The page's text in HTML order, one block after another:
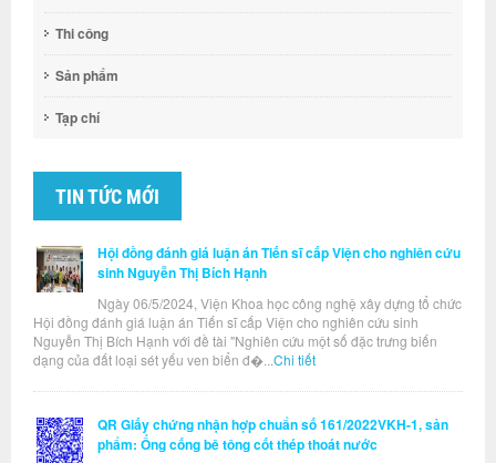
Thi công
Sản phẩm
Tạp chí
TIN TỨC MỚI
Hội đồng đánh giá luận án Tiến sĩ cấp Viện cho nghiên cứu
sinh Nguyễn Thị Bích Hạnh
Ngày 06/5/2024, Viện Khoa học công nghệ xây dựng tổ chức
Hội đồng đánh giá luận án Tiến sĩ cấp Viện cho nghiên cứu sinh
Nguyễn Thị Bích Hạnh với đề tài "Nghiên cứu một số đặc trưng biến
dạng của đất loại sét yếu ven biển đ�... Chi tiết
QR Giấy chứng nhận hợp chuẩn số 161/2022VKH-1, sản
phẩm: Ống cống bê tông cốt thép thoát nước